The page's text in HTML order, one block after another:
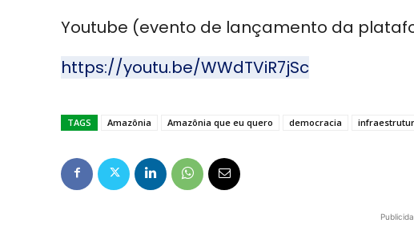
Youtube (evento de lançamento da
https://youtu.be/WWdTViR7jSc
TAGS Amazônia Amazônia que eu quero democracia